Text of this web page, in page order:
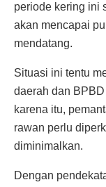
periode kering ini
akan mencapai
mendatang.
Situasi ini tentu
daerah dan
karena itu,
rawan perlu
diminimalkan.
Dengan